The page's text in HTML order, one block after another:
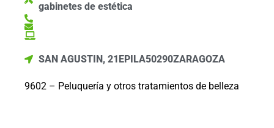
gabinetes de estética
SAN AGUSTIN, 21EPILA50290ZARAGOZA
9602 – Peluquería y otros tratamientos de belleza